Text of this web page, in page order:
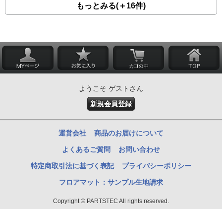
もっとみる(＋16件)
ようこそ ゲストさん
新規会員登録
運営会社 商品のお届けについて
よくあるご質問 お問い合わせ
特定商取引法に基づく表記 プライバシーポリシー
フロアマット：サンプル生地請求
Copyright © PARTSTEC All rights reserved.